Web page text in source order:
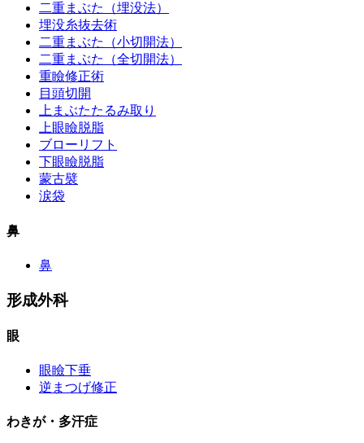
二重まぶた（埋没法）
埋没糸抜去術
二重まぶた（小切開法）
二重まぶた（全切開法）
重瞼修正術
目頭切開
上まぶたたるみ取り
上眼瞼脱脂
ブローリフト
下眼瞼脱脂
蒙古襞
涙袋
鼻
鼻
形成外科
眼
眼瞼下垂
逆まつげ修正
わきが・多汗症